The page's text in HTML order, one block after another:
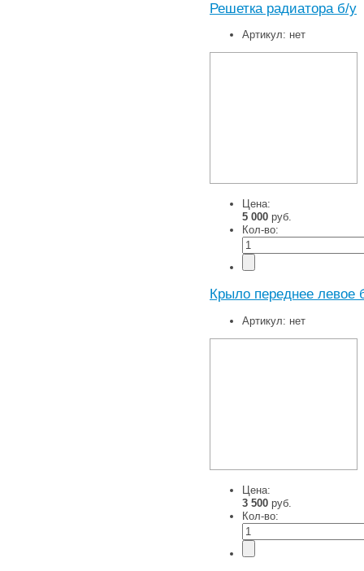
Решетка радиатора б/у
Артикул: нет
Цена:
5 000 руб.
Кол-во:
Крыло переднее левое
Артикул: нет
Цена:
3 500 руб.
Кол-во: